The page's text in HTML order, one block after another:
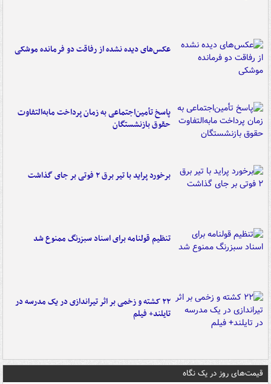
عکس‌های دیده نشده از رفاقت دو فرمانده‌ موشکی
پاسخ تأمین‌اجتماعی به زمان پرداخت مابه‌التفاوت
حقوق بازنشستگان
برخورد پراید با تیر برق ۲ فوتی بر جای گذاشت
تنظیم قولنامه برای اسناد سبزرنگ ممنوع شد
۲۲ کشته و زخمی بر اثر تیراندازی در یک مدرسه در
تایلند+ فیلم
قیمت‌های روز در یک نگاه